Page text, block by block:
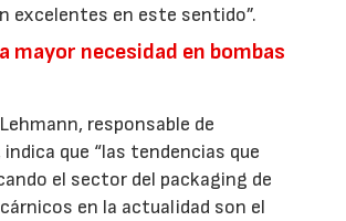
excelentes en este sentido”.
mayor necesidad en bombas
responsable de
indica que “las tendencias que
el sector del packaging de
en la actualidad son el